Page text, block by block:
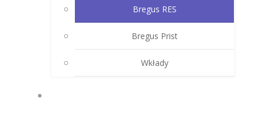
Bregus RES
Bregus Prist
Wkłady